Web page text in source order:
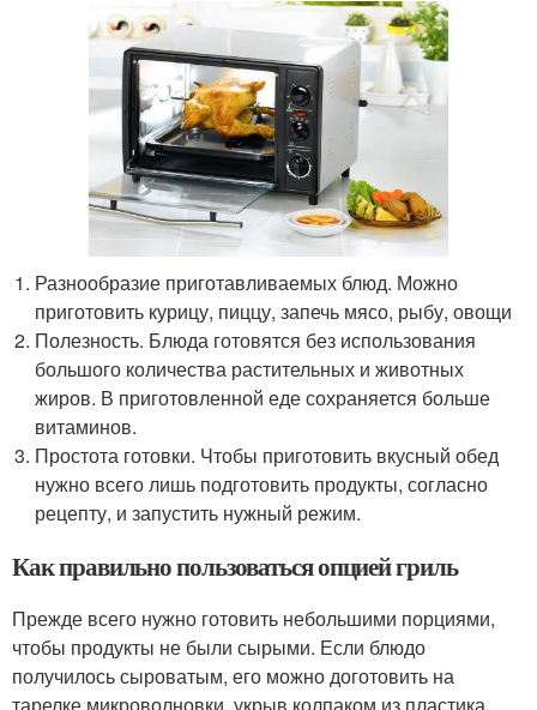
Разнообразие приготавливаемых блюд. Можно
приготовить курицу, пиццу, запечь мясо, рыбу, овощи
Полезность. Блюда готовятся без использования
большого количества растительных и животных
жиров. В приготовленной еде сохраняется больше
витаминов.
Простота готовки. Чтобы приготовить вкусный обед
нужно всего лишь подготовить продукты, согласно
рецепту, и запустить нужный режим.
Как правильно пользоваться опцией гриль
Прежде всего нужно готовить небольшими порциями,
чтобы продукты не были сырыми. Если блюдо
получилось сыроватым, его можно доготовить на